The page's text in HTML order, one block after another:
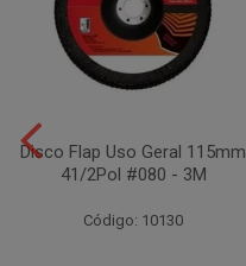
Disco Flap Uso Geral 115mm
41/2Pol #080 - 3M
Código: 10130